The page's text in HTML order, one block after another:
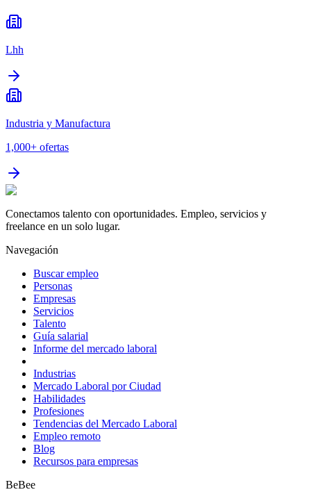
Lhh
Industria y Manufactura
1,000+ ofertas
Conectamos talento con oportunidades. Empleo, servicios y
freelance en un solo lugar.
Navegación
Buscar empleo
Personas
Empresas
Servicios
Talento
Guía salarial
Informe del mercado laboral
Industrias
Mercado Laboral por Ciudad
Habilidades
Profesiones
Tendencias del Mercado Laboral
Empleo remoto
Blog
Recursos para empresas
BeBee